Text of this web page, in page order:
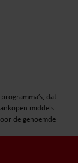
dat
middels
de genoemde